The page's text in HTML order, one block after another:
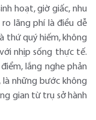
hoạt, giờ giấc, nhu
lãng phí là điều dễ
thứ quý hiếm, không
nhịp sống thực tế.
lắng nghe phản
những bước không
gian từ trụ sở hành